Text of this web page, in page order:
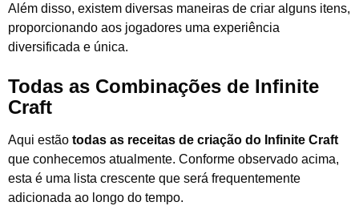
Além disso, existem diversas maneiras de criar alguns itens,
proporcionando aos jogadores uma experiência
diversificada e única.
Todas as Combinações de Infinite
Craft
Aqui estão todas as receitas de criação do Infinite Craft
que conhecemos atualmente. Conforme observado acima,
esta é uma lista crescente que será frequentemente
adicionada ao longo do tempo.